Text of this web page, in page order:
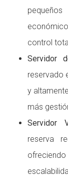
control
Servidor
reservado
y
más
Servidor
reserva